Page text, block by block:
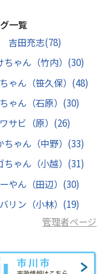
一覧
吉田充志(78)
ちゃん（竹内） (30)
ゃん（笹久保） (48)
ゃん（石原） (30)
ワサビ（原） (26)
ちゃん（中野） (33)
ちゃん（小越） (31)
やん（田辺） (30)
リン（小林） (19)
管理者ページ